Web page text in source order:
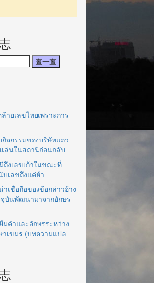
ายเลขไทยเพราะการ
กิจกรรมของบริษัทแถว
เล่นในสถานีก่อนกลับ
ถึงเลขเก้าในขณะที่
เลขถึงแค่ห้า
าเชื่อถือของข้อกล่าวอ้าง
บันพัฒนามาจากอักษร
คำและอักษรระหว่าง
เขมร (บทความแปล